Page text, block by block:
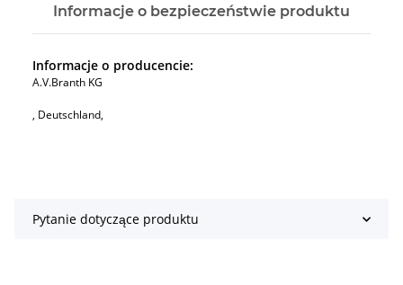
Informacje o bezpieczeństwie produktu
Informacje o producencie:
A.V.Branth KG
, Deutschland,
Pytanie dotyczące produktu